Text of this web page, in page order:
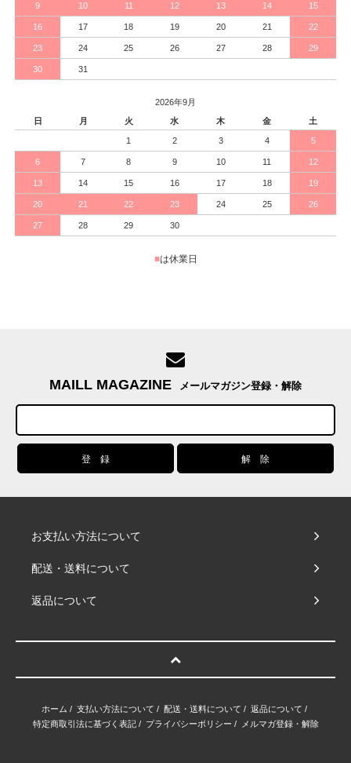
9 10 11 12 13 14 15
16 17 18 19 20 21 22
23 24 25 26 27 28 29
30 31
2026年9月
日
月 火 水 木 金 土
1 2 3 4 5
6 7 8 9 10 11 12
13 14 15 16 17 18 19
20 21 22 23 24 25 26
27 28 29 30
■は休業日
MAILL MAGAZINE メールマガジン登録・解除
お支払い方法について
配送・送料について
返品について
ホーム / 支払い方法について / 配送・送料について / 返品について /
特定商取引法に基づく表記/ プライバシーポリシー / メルマガ登録・解除